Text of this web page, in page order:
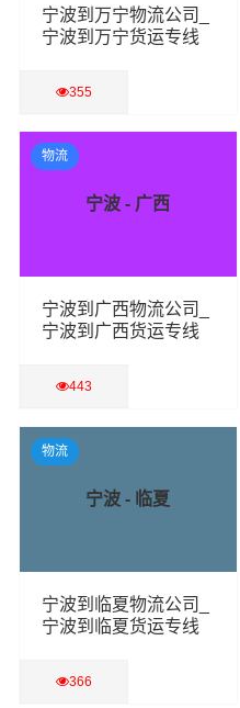
宁波到万宁物流公司_
宁波到万宁货运专线
355
查看详细
宁波 - 广西
宁波到广西物流公司_
宁波到广西货运专线
443
查看详细
物流
宁波 - 临夏
宁波到临夏物流公司_
宁波到临夏货运专线
366
物流